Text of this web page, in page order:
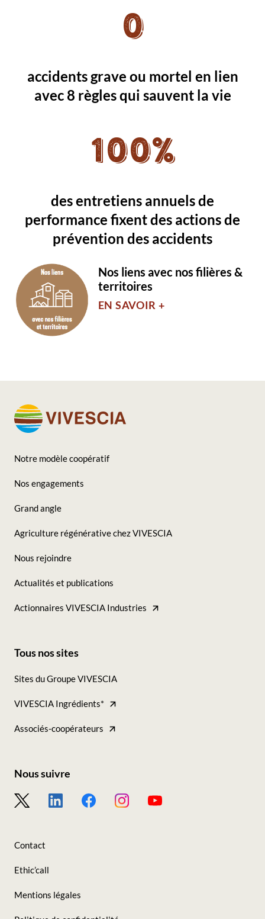
0
accidents grave ou mortel en lien
avec 8 règles qui sauvent la vie
100%
des entretiens annuels de
performance fixent des actions de
prévention des accidents
Nos liens avec nos filières &
territoires
EN SAVOIR +
Seconde
colonne
Notre modèle coopératif
Nos engagements
Grand angle
Agriculture régénérative chez VIVESCIA
Nous rejoindre
Actualités et publications
Actionnaires VIVESCIA Industries
Tous
nos
Tous nos sites
Sites du Groupe VIVESCIA
VIVESCIA Ingrédients*
Associés-coopérateurs
-
suivre
Nous suivre
Contact
Ethic’call
Mentions légales